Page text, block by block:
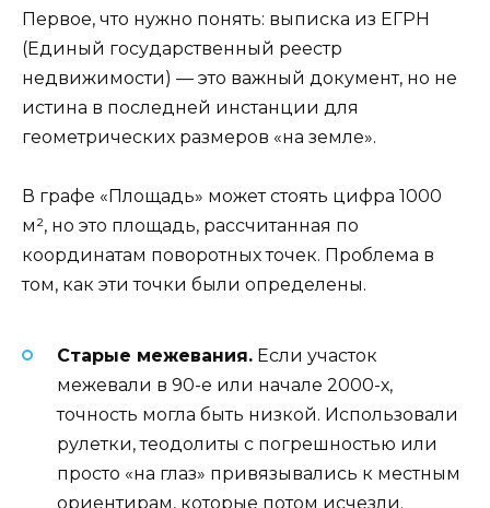
Первое, что нужно понять: выписка из ЕГРН
(Единый государственный реестр
недвижимости) — это важный документ, но не
истина в последней инстанции для
геометрических размеров «на земле».
В графе «Площадь» может стоять цифра 1000
м², но это площадь, рассчитанная по
координатам поворотных точек. Проблема в
том, как эти точки были определены.
Старые межевания. Если участок
межевали в 90-е или начале 2000-х,
точность могла быть низкой. Использовали
рулетки, теодолиты с погрешностью или
просто «на глаз» привязывались к местным
ориентирам, которые потом исчезли.